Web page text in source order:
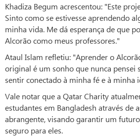
Khadiza Begum acrescentou: "Este
Sinto como se estivesse aprendendo
minha vida. Me dá esperança de que
Alcorão como meus professores."
Ataul Islam refletiu: "Aprender o
original é um sonho que nunca pensei
sentir conectado à minha fé e à minha
Vale notar que a Qatar Charity
estudantes em Bangladesh através de
abrangente, visando garantir um
seguro para eles.